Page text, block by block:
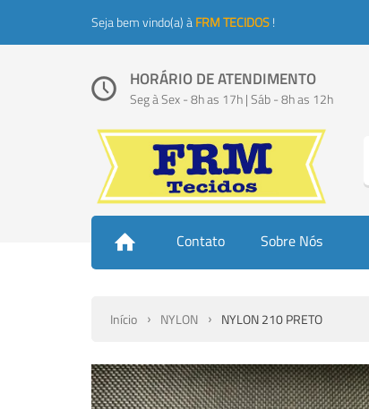
Seja bem vindo(a) àFRM TECIDOS!
HORÁRIO DE ATENDIMENTO
Seg à Sex - 8h as 17h | Sáb - 8h as 12h
Contato Sobre Nós
Início NYLON NYLON 210 PRETO